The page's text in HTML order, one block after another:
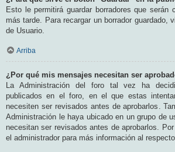
Esto le permitirá guardar borradores que serán
más tarde. Para recargar un borrador guardado,
de Usuario.
Arriba
¿Por qué mis mensajes necesitan ser
La Administración del foro tal vez ha
publicados en el foro, en el que estas
necesiten ser revisados antes de aprobarlos.
Administración le haya ubicado en un grupo de
necesitan ser revisados antes de aprobarlos.
el administrador para más información al